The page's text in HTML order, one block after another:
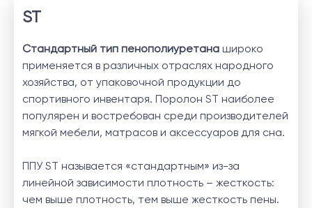
ST
Стандартный тип пенополиуретана широко
применяется в различных отраслях народного
хозяйства, от упаковочной продукции до
спортивного инвентаря. Поролон ST наиболее
популярен и востребован среди производителей
мягкой мебели, матрасов и аксессуаров для сна.
ППУ ST называется «стандартным» из-за
линейной зависимости плотность – жесткость:
чем выше плотность, тем выше жесткость пены.